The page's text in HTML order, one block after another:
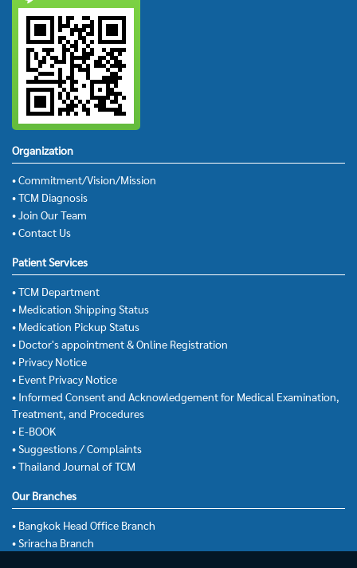
Organization
• Commitment/Vision/Mission
• TCM Diagnosis
• Join Our Team
• Contact Us
Patient Services
• TCM Department
• Medication Shipping Status
• Medication Pickup Status
• Doctor's appointment & Online Registration
• Privacy Notice
• Event Privacy Notice
• Informed Consent and Acknowledgement for Medical Examination,
Treatment, and Procedures
• E-BOOK
• Suggestions / Complaints
• Thailand Journal of TCM
Our Branches
• Bangkok Head Office Branch
• Sriracha Branch